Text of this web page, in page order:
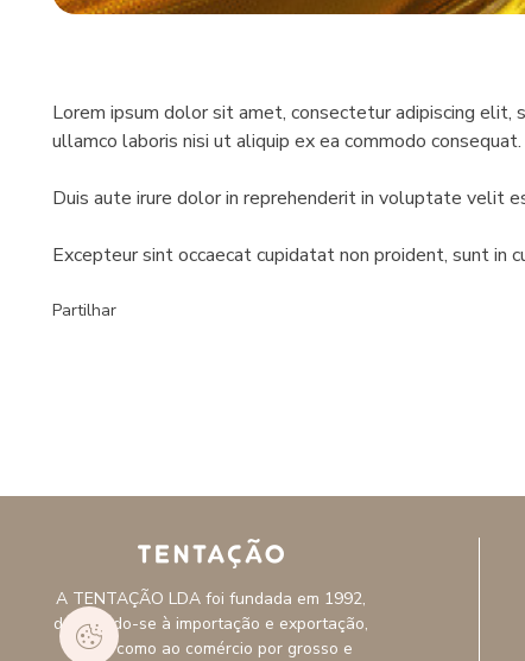
Lorem ipsum dolor sit amet, consectetur adipiscing elit,
ullamco laboris nisi ut aliquip ex ea commodo consequat.
Duis aute irure dolor in reprehenderit in voluptate velit
Excepteur sint occaecat cupidatat non proident, sunt in
Partilhar
A TENTAÇÃO LDA foi fundada em 1992,
dedicando-se à importação e exportação,
assim como ao comércio por grosso e